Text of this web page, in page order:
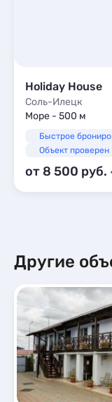
Holiday House
Соль-Илецк
Море - 500 м
Быстрое
Объект проверен
от 8 500
Другие